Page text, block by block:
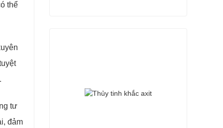
thể
tư
đảm